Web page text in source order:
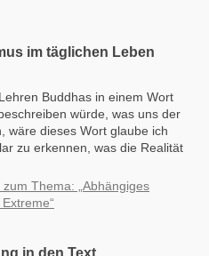
im täglichen Leben
Buddhas in einem Wort
würde, was uns der
wäre dieses Wort glaube ich
zu erkennen, was die Realität
Thema: „Abhängiges
in den Text